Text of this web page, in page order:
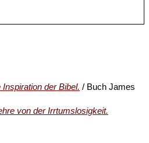
der Bibel. / Buch James
von der Irrtumslosigkeit.